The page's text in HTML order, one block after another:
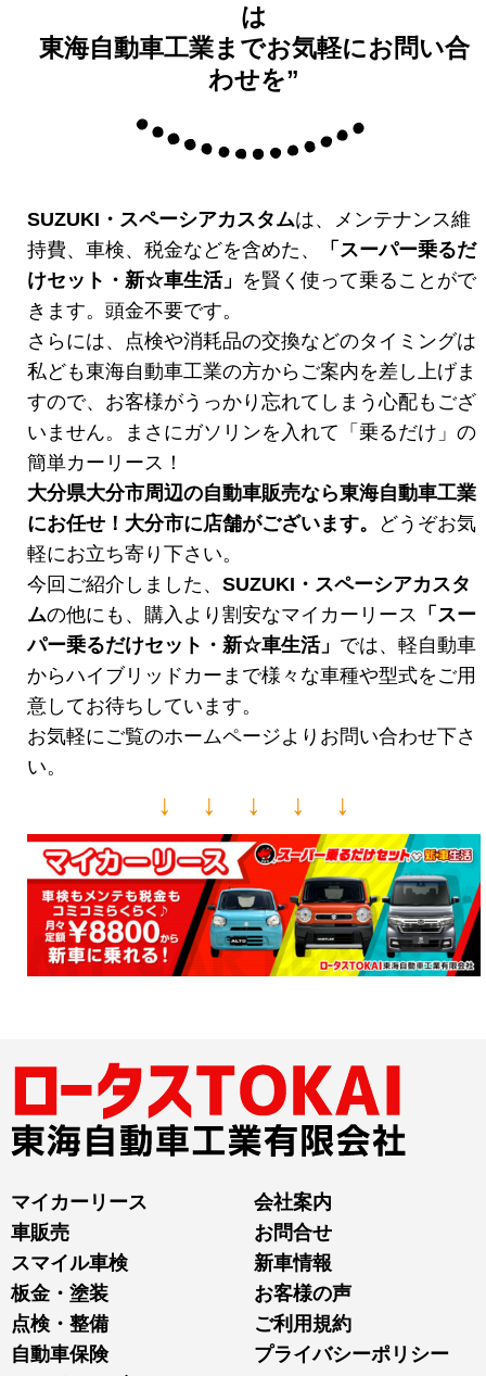
は
東海自動車工業までお気軽にお問い合
わせを”
SUZUKI・スペーシアカスタムは、メンテナンス維
持費、車検、税金などを含めた、
「スーパー乗るだ
けセット・新☆車生活」 を賢く使って乗ることがで
きます。頭金不要です。
さらには、点検や消耗品の交換などのタイミングは
私ども東海自動車工業の方からご案内を差し上げま
すので、お客様がうっかり忘れてしまう心配もござ
いません。まさにガソリンを入れて「乗るだけ」の
簡単カーリース！
大分県大分市周辺の自動車販売なら東海自動車工業
にお任せ！大分市に店舗がございます。 どうぞお気
軽にお立ち寄り下さい。
今回ご紹介しました、 SUZUKI・スペーシアカスタ
ムの他にも、購入より割安なマイカーリース
「スー
パー乗るだけセット・新☆車生活」 では、軽自動車
からハイブリッドカーまで様々な車種や型式をご用
意してお待ちしています。
お気軽にご覧のホームページよりお問い合わせ下さ
い。
↓ ↓ ↓ ↓ ↓
マイカーリース
車販売
スマイル車検
板金・塗装
点検・整備
自動車保険
会社案内
お問合せ
新車情報
お客様の声
ご利用規約
プライバシーポリシー